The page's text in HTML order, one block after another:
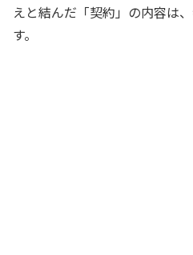
えと結んだ「契約」の内容は
す。